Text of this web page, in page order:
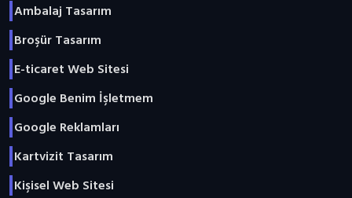
Ambalaj Tasarım
Broşür Tasarım
E-ticaret Web Sitesi
Google Benim İşletmem
Google Reklamları
Kartvizit Tasarım
Kişisel Web Sitesi